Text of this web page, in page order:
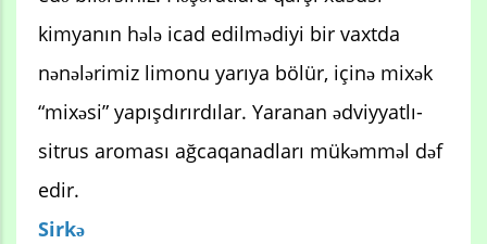
kimyanın hələ icad edilmədiyi bir vaxtda
nənələrimiz limonu yarıya bölür, içinə mixək
“mixəsi” yapışdırırdılar. Yaranan ədviyyatlı-
sitrus aroması ağcaqanadları mükəmməl dəf
edir.
Sirkə